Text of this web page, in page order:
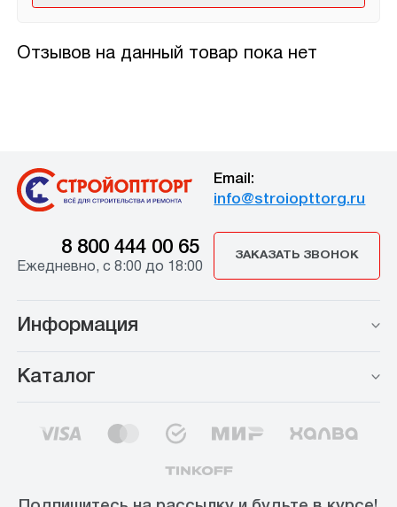
Отзывов на данный товар пока нет
Email:
info@stroiopttorg.ru
8 800 444 00 65
Ежедневно, с 8:00 до 18:00
ЗАКАЗАТЬ ЗВОНОК
Информация
Каталог